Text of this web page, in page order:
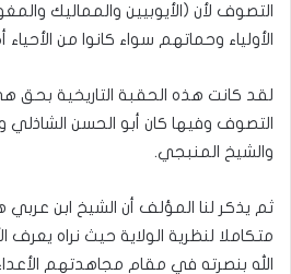
التصوف لأن (الأيوبيين والمماليك
الأولياء وحماتهم سواء كانوا من
لقد كانت هذه الحقبة التاريخية بحق
التصوف وفيها كان أبو الحسن الشاذلي
والشيخ المنبجي.
ثم يذكر لنا المؤلف أن الشيخ ابن
متكاملا لنظرية الولاية حيث نراه يعرف
الله بنصرته في مقام مجاهدتهم